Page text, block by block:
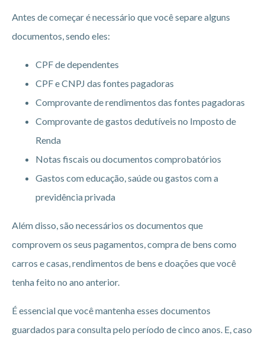
Antes de começar é necessário que você separe alguns
documentos, sendo eles:
CPF de dependentes
CPF e CNPJ das fontes pagadoras
Comprovante de rendimentos das fontes pagadoras
Comprovante de gastos dedutíveis no Imposto de
Renda
Notas fiscais ou documentos comprobatórios
Gastos com educação, saúde ou gastos com a
previdência privada
Além disso, são necessários os documentos que
comprovem os seus pagamentos, compra de bens como
carros e casas, rendimentos de bens e doações que você
tenha feito no ano anterior.
É essencial que você mantenha esses documentos
guardados para consulta pelo período de cinco anos. E, caso